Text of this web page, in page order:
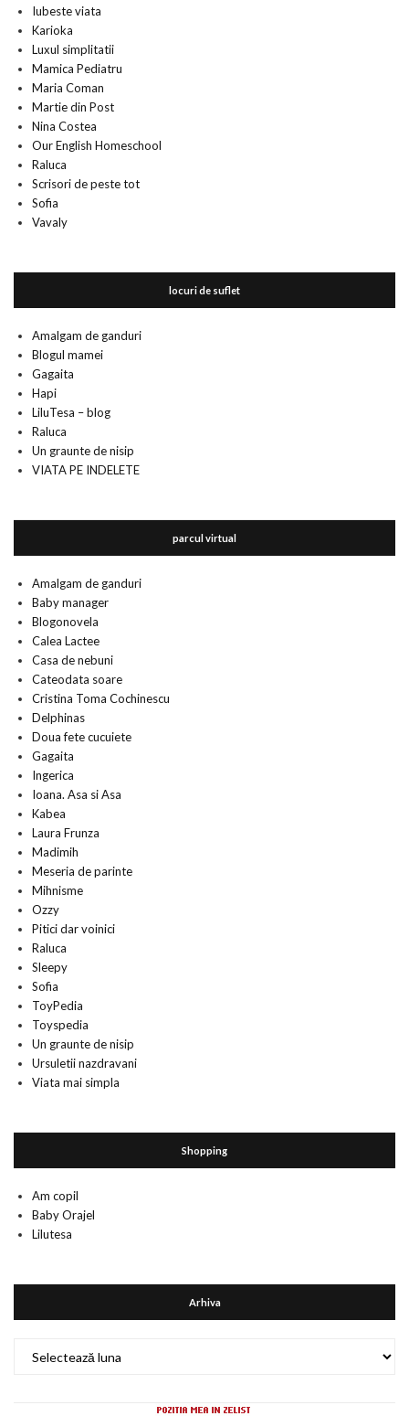
Iubeste viata
Karioka
Luxul simplitatii
Mamica Pediatru
Maria Coman
Martie din Post
Nina Costea
Our English Homeschool
Raluca
Scrisori de peste tot
Sofia
Vavaly
locuri de suflet
Amalgam de ganduri
Blogul mamei
Gagaita
Hapi
LiluTesa – blog
Raluca
Un graunte de nisip
VIATA PE INDELETE
parcul virtual
Amalgam de ganduri
Baby manager
Blogonovela
Calea Lactee
Casa de nebuni
Cateodata soare
Cristina Toma Cochinescu
Delphinas
Doua fete cucuiete
Gagaita
Ingerica
Ioana. Asa si Asa
Kabea
Laura Frunza
Madimih
Meseria de parinte
Mihnisme
Ozzy
Pitici dar voinici
Raluca
Sleepy
Sofia
ToyPedia
Toyspedia
Un graunte de nisip
Ursuletii nazdravani
Viata mai simpla
Shopping
Am copil
Baby Orajel
Lilutesa
Arhiva